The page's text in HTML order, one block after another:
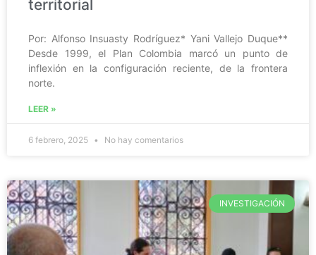
territorial
Por: Alfonso Insuasty Rodríguez* Yani Vallejo Duque**
Desde 1999, el Plan Colombia marcó un punto de
inflexión en la configuración reciente, de la frontera
norte.
LEER »
6 febrero, 2025 No hay comentarios
INVESTIGACIÓN